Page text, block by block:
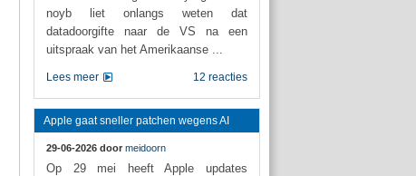
noyb liet onlangs weten dat
datadoorgifte naar de VS na een
uitspraak van het Amerikaanse ...
12 reacties
Lees meer
Apple gaat sneller patchen wegens AI
29-06-2026 door meidoorn
Op 29 mei heeft Apple updates